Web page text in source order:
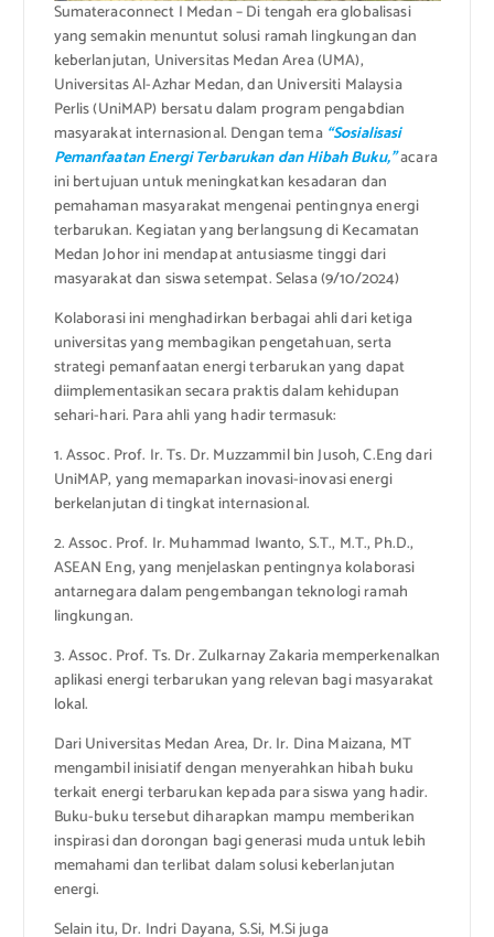
Sumateraconnect I Medan – Di tengah era globalisasi
yang semakin menuntut solusi ramah lingkungan dan
keberlanjutan, Universitas Medan Area (UMA),
Universitas Al-Azhar Medan, dan Universiti Malaysia
Perlis (UniMAP) bersatu dalam program pengabdian
masyarakat internasional. Dengan tema“Sosialisasi
Pemanfaatan Energi Terbarukan dan Hibah Buku,”acara
ini bertujuan untuk meningkatkan kesadaran dan
pemahaman masyarakat mengenai pentingnya energi
terbarukan. Kegiatan yang berlangsung di Kecamatan
Medan Johor ini mendapat antusiasme tinggi dari
masyarakat dan siswa setempat. Selasa (9/10/2024)
Kolaborasi ini menghadirkan berbagai ahli dari ketiga
universitas yang membagikan pengetahuan, serta
strategi pemanfaatan energi terbarukan yang dapat
diimplementasikan secara praktis dalam kehidupan
sehari-hari. Para ahli yang hadir termasuk:
1. Assoc. Prof. Ir. Ts. Dr. Muzzammil bin Jusoh, C.Eng dari
UniMAP, yang memaparkan inovasi-inovasi energi
berkelanjutan di tingkat internasional.
2. Assoc. Prof. Ir. Muhammad Iwanto, S.T., M.T., Ph.D.,
ASEAN Eng, yang menjelaskan pentingnya kolaborasi
antarnegara dalam pengembangan teknologi ramah
lingkungan.
3. Assoc. Prof. Ts. Dr. Zulkarnay Zakaria memperkenalkan
aplikasi energi terbarukan yang relevan bagi masyarakat
lokal.
Dari Universitas Medan Area, Dr. Ir. Dina Maizana, MT
mengambil inisiatif dengan menyerahkan hibah buku
terkait energi terbarukan kepada para siswa yang hadir.
Buku-buku tersebut diharapkan mampu memberikan
inspirasi dan dorongan bagi generasi muda untuk lebih
memahami dan terlibat dalam solusi keberlanjutan
energi.
Selain itu, Dr. Indri Dayana, S.Si, M.Si juga